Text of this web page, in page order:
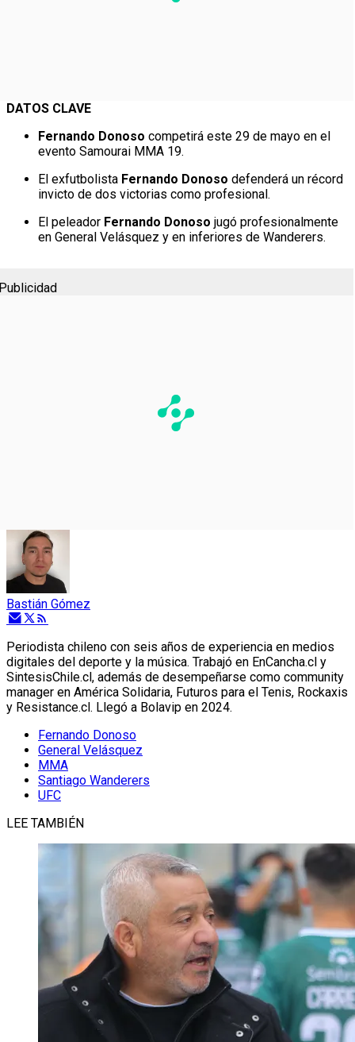
DATOS CLAVE
Fernando Donoso competirá este 29 de mayo en el
evento Samourai MMA 19.
El exfutbolista Fernando Donoso defenderá un récord
invicto de dos victorias como profesional.
El peleador Fernando Donoso jugó profesionalmente
en General Velásquez y en inferiores de Wanderers.
Bastián Gómez
Periodista chileno con seis años de experiencia en medios
digitales del deporte y la música. Trabajó en EnCancha.cl y
SintesisChile.cl, además de desempeñarse como community
manager en América Solidaria, Futuros para el Tenis, Rockaxis
y Resistance.cl. Llegó a Bolavip en 2024.
Fernando Donoso
General Velásquez
MMA
Santiago Wanderers
UFC
LEE TAMBIÉN